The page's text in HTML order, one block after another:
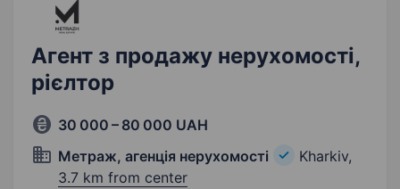
більше. Переходь у сферу…
Агент з продажу нерухомості,
рієлтор
30 000 – 80 000 UAH
Метраж, агенція нерухомості
Kharkiv,
3.7 km from center